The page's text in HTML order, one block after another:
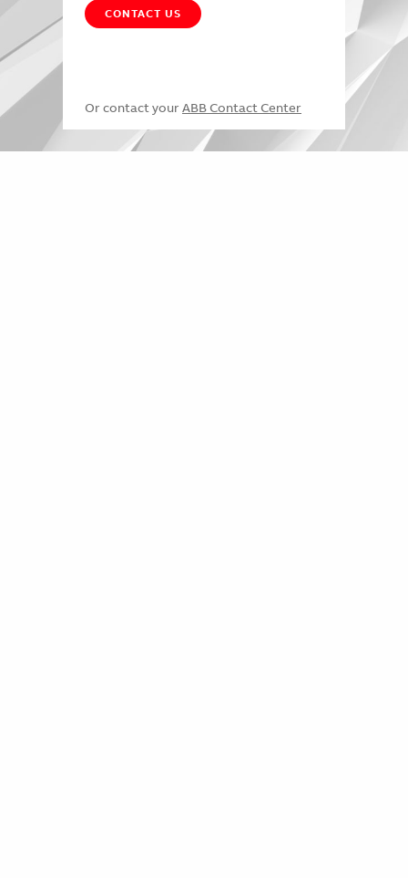
CONTACT US
Or contact your ABB Contact Center